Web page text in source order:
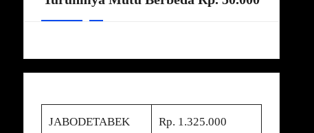
JABODETABEK Rp. 1.325.000